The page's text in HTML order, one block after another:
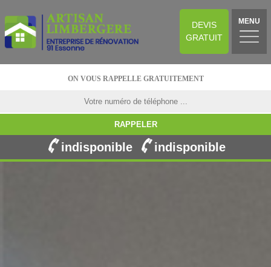
DEVIS
GRATUIT
MENU
ON VOUS RAPPELLE GRATUITEMENT
indisponible indisponible